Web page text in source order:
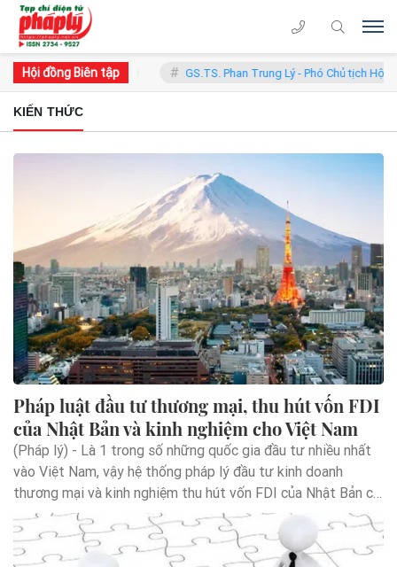
Hội đồng Biên tập
- Chủ tịch Hội đồng GS.TS. Phan Trung Lý - Phó Chủ tịch Hội đồng
KIẾN THỨC
Pháp luật đầu tư thương mại, thu hút vốn FDI
của Nhật Bản và kinh nghiệm cho Việt Nam
(Pháp lý) - Là 1 trong số những quốc gia đầu tư nhiều nhất
vào Việt Nam, vậy hệ thống pháp lý đầu tư kinh doanh
thương mại và kinh nghiệm thu hút vốn FDI của Nhật Bản có
gì đặc biệt để Việt Nam có thể tham khảo học hỏi!? Sau đây
chúng ta cùng tìm hiểu.